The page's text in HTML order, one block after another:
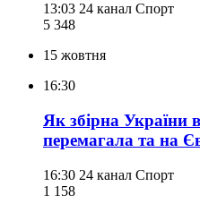
13:03 24 канал Спорт
5 348
15 жовтня
16:30
Як збірна України
перемагала та на
16:30 24 канал Спорт
1 158